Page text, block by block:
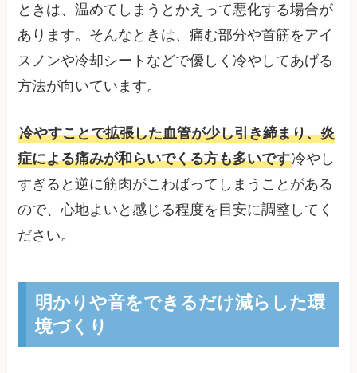
ときは、温めてしまうとかえって悪化する場合が
あります。そんなときは、痛む部分や首筋をアイ
スノンや冷却シートなどで優しく冷やしてあげる
方法が向いています。
冷やすことで拡張した血管が少し引き締まり、炎
症による痛みが和らいでくる方も多いです冷やし
すぎると逆に筋肉がこわばってしまうことがある
ので、心地よいと感じる程度を目安に調整してく
ださい。
明かりや音をできるだけ減らした環
境づくり